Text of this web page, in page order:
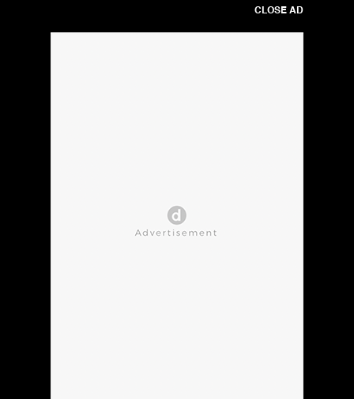
CLOSE AD